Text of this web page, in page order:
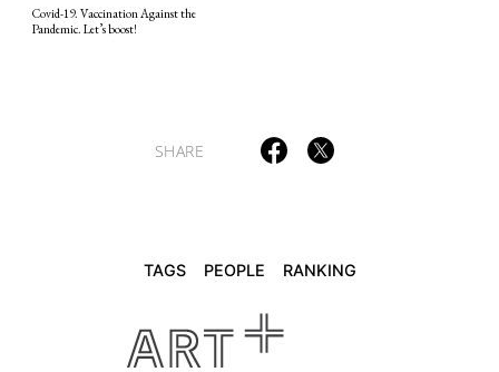
POLITICS REVIEWS ARTICLES
Covid-19. Vaccination Against the
Pandemic. Let’s boost!
SHARE
TAGS PEOPLE RANKING